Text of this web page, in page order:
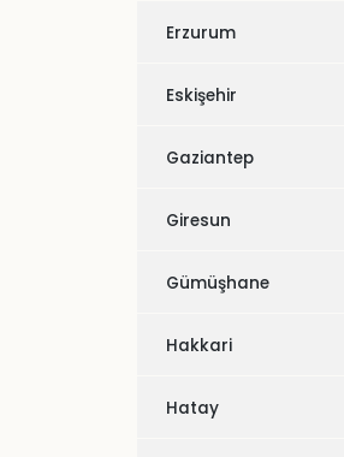
Erzurum
Eskişehir
Gaziantep
Giresun
Gümüşhane
Hakkari
Hatay